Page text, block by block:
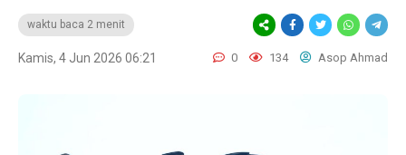
waktu baca 2 menit
Kamis, 4 Jun 2026 06:21 0 134 Asop Ahmad